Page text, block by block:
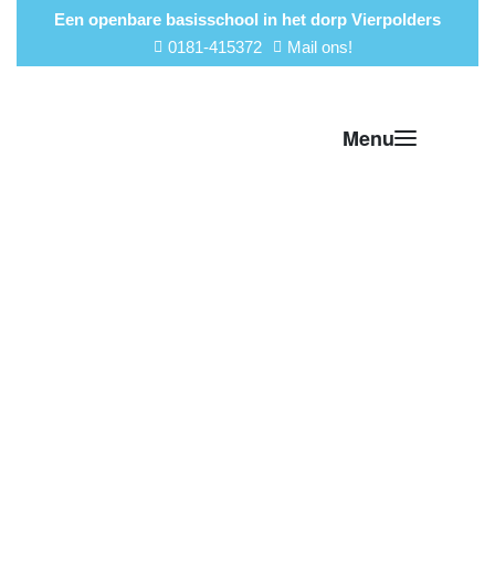
Een openbare basisschool in het dorp Vierpolders
0181-415372
Mail ons!